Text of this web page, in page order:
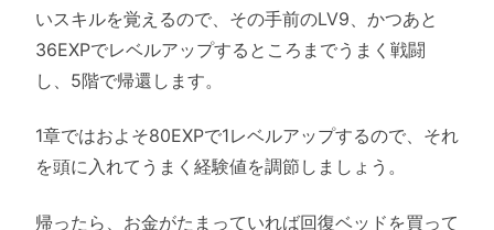
いスキルを覚えるので、その手前のLV9、かつあと
36EXPでレベルアップするところまでうまく戦闘
し、5階で帰還します。
1章ではおよそ80EXPで1レベルアップするので、それ
を頭に入れてうまく経験値を調節しましょう。
帰ったら、お金がたまっていれば回復ベッドを買って